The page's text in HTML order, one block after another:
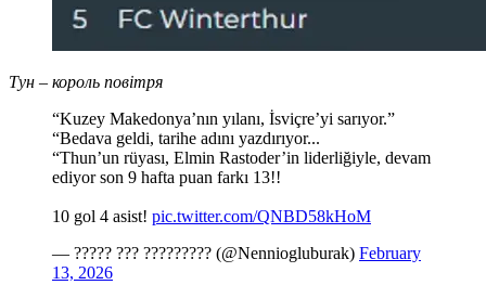
Тун – король повітря
“Kuzey Makedonya’nın yılanı, İsviçre’yi sarıyor.”
“Bedava geldi, tarihe adını yazdırıyor...
“Thun’un rüyası, Elmin Rastoder’in liderliğiyle, devam
ediyor son 9 hafta puan farkı 13!!
10 gol 4 asist! pic.twitter.com/QNBD58kHoM
— ????? ??? ????????? (@Nenniogluburak) February
13, 2026